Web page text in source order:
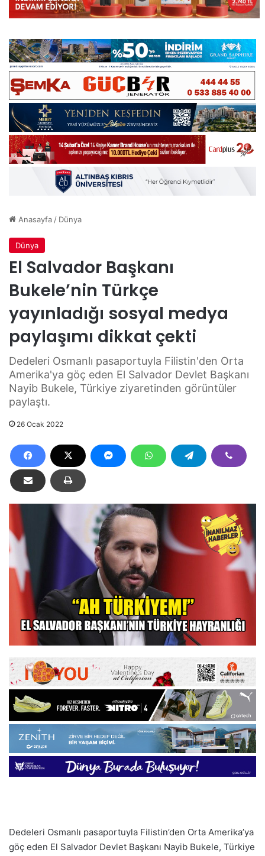
Anasayfa / Dünya
Dünya
El Salvador Başkanı
Bukele’nin Türkçe
yayınladığı sosyal medya
paylaşımı dikkat çekti
Dedeleri Osmanlı pasaportuyla Filistin'den Orta
Amerika'ya göç eden El Salvador Devlet Başkanı
Nayib Bukele, Türkiye ziyaretinden görüntüler
paylaştı.
26 Ocak 2022
Dedeleri Osmanlı pasaportuyla Filistin’den Orta Amerika’ya
göç eden El Salvador Devlet Başkanı Nayib Bukele, Türkiye